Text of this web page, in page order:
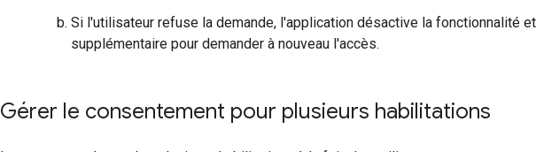
Si l'utilisateur refuse la demande, l'application désactive la fonctionnalité
supplémentaire pour demander à nouveau l'accès.
Gérer le consentement pour plusieurs habilitations